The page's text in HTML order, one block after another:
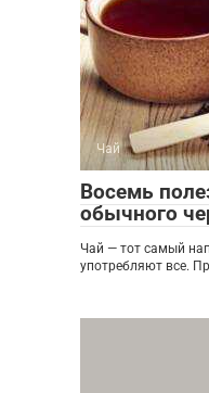
Чай
Восемь
обычного
Чай — тот самый
употребляют все.